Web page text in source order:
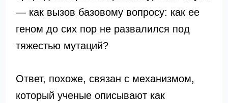
— как вызов базовому вопросу: как ее
геном до сих пор не развалился под
тяжестью мутаций?
Ответ, похоже, связан с механизмом,
который ученые описывают как